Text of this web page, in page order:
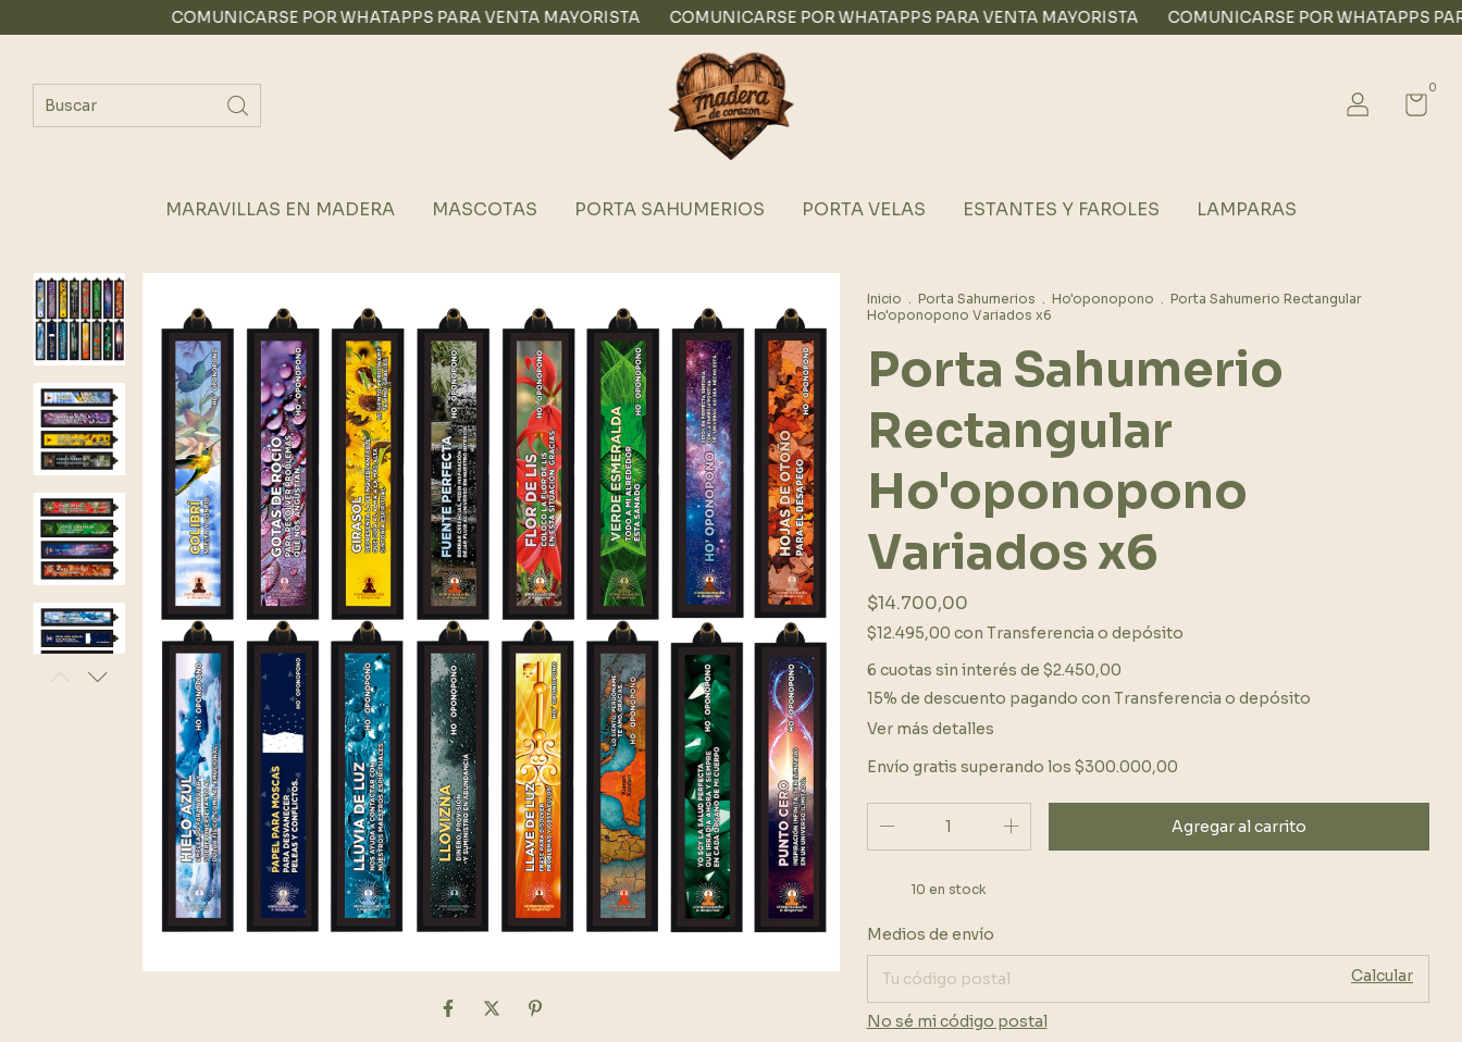
COMUNICARSE POR WHATAPPS PARA VENTA MAYORISTA COMUNICARSE POR WHATAPPS PARA VENTA MAYORISTA COMUNICARSE POR WHATAPPS PARA VENTA
0
MARAVILLAS EN MADERA MASCOTAS PORTA SAHUMERIOS PORTA VELAS ESTANTES Y FAROLES LAMPARAS
Inicio . Porta Sahumerios . Ho'oponopono . Porta Sahumerio Rectangular
Ho'oponopono Variados x6
Porta Sahumerio
Rectangular
Ho'oponopono
Variados x6
$14.700,00
$12.495,00 con Transferencia o depósito
6 cuotas sin interés de $2.450,00
15% de descuento pagando con Transferencia o depósito
Ver más detalles
Envío gratis superando los $300.000,00
10 en stock
Entregas para el CP:
Medios de envío
Calcular
No sé mi código postal